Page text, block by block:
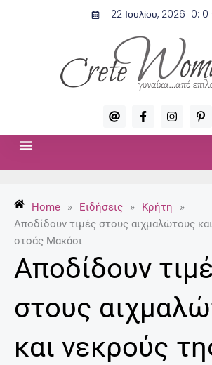
22 Ιουλίου, 2026
A
t
F
a
c
-
f
I
n
s
P
i
n
p
Home » Ειδήσεις » Κρήτη
»
Aποδίδουν τιμές στους αιχμαλώτους
στοάς Μακάσι
Aποδίδουν
στους
και νεκρούς